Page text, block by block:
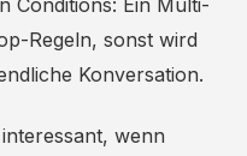
Conditions: Ein Multi-
Regeln, sonst wird
Konversation.
wenn